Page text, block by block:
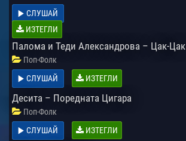
СЛУШАЙ
ИЗТЕГЛИ
Палома и Теди Александрова – Цак-Цак
Поп-Фолк
СЛУШАЙ
ИЗТЕГЛИ
Десита – Поредната Цигара
Поп-Фолк
СЛУШАЙ
ИЗТЕГЛИ